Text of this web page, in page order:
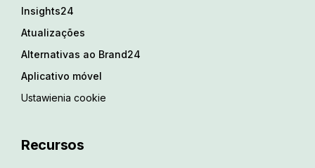
Insights24
Atualizações
Alternativas ao Brand24
Aplicativo móvel
Ustawienia cookie
Recursos